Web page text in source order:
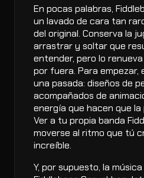
En pocas palabras,
un lavado de cara tan
del original. Conserva la
arrastrar y soltar que
entender, pero lo
por fuera. Para empezar,
una pasada: diseños de
acompañados de
energía que hacen que
Ver a tu propia banda
moverse al ritmo que tú
increíble.
Y, por supuesto, la